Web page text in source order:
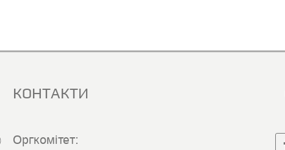
КОНТАКТИ
Оргкомітет: